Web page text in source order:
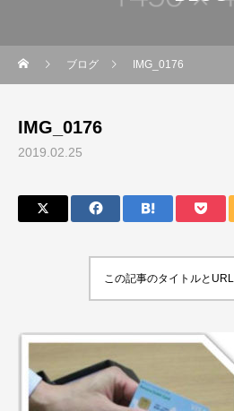
ブログ IMG_0176
IMG_0176
2019.02.25
この記事のタイトルと